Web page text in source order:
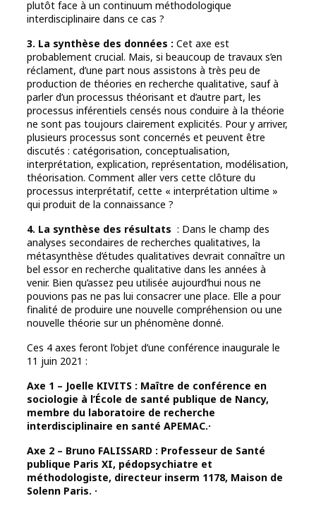
plutôt face à un continuum méthodologique
interdisciplinaire dans ce cas ?
3. La synthèse des données : Cet axe est
probablement crucial. Mais, si beaucoup de travaux s’en
réclament, d’une part nous assistons à très peu de
production de théories en recherche qualitative, sauf à
parler d’un processus théorisant et d’autre part, les
processus inférentiels censés nous conduire à la théorie
ne sont pas toujours clairement explicités. Pour y arriver,
plusieurs processus sont concernés et peuvent être
discutés : catégorisation, conceptualisation,
interprétation, explication, représentation, modélisation,
théorisation. Comment aller vers cette clôture du
processus interprétatif, cette « interprétation ultime »
qui produit de la connaissance ?
4. La synthèse des résultats : Dans le champ des
analyses secondaires de recherches qualitatives, la
métasynthèse d’études qualitatives devrait connaître un
bel essor en recherche qualitative dans les années à
venir. Bien qu’assez peu utilisée aujourd’hui nous ne
pouvions pas ne pas lui consacrer une place. Elle a pour
finalité de produire une nouvelle compréhension ou une
nouvelle théorie sur un phénomène donné.
Ces 4 axes feront l’objet d’une conférence inaugurale le
11 juin 2021 :
Axe 1 – Joelle KIVITS : Maître de conférence en
sociologie à l’École de santé publique de Nancy,
membre du laboratoire de recherche
interdisciplinaire en santé APEMAC.·
Axe 2 – Bruno FALISSARD : Professeur de Santé
publique Paris XI, pédopsychiatre et
méthodologiste, directeur inserm 1178, Maison de
Solenn Paris. ·